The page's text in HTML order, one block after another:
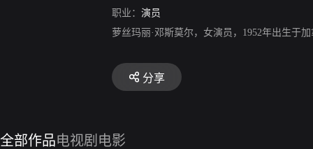
职业： 演员
萝丝玛丽·邓斯莫尔，女演员，1952年出生于
分享
全部作品电视剧 电影